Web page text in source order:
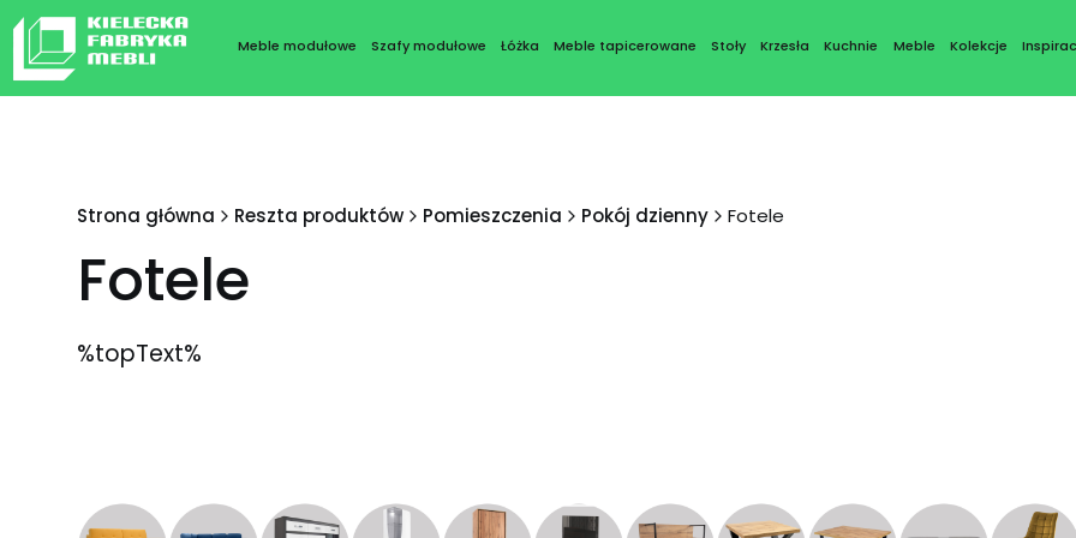
Meble modułowe Szafy modułowe Łóżka Meble tapicerowane Stoły Krzesła Kuchnie Meble Kolekcje
Strona główna Reszta produktów Pomieszczenia Pokój dzienny Fotele
Fotele
%topText%